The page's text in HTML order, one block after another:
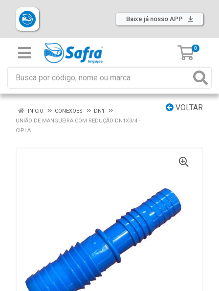
Baixe já nosso APP
0
VOLTAR
INÍCIO CONEXÕES
DN1
UNIÃO DE MANGUEIRA COM REDUÇÃO DN1X3/4 -
CIPLA